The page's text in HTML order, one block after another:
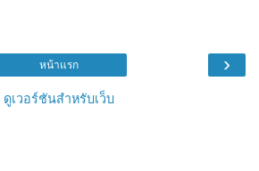
›
หน้าแรก
ดูเวอร์ชันสำหรับเว็บ